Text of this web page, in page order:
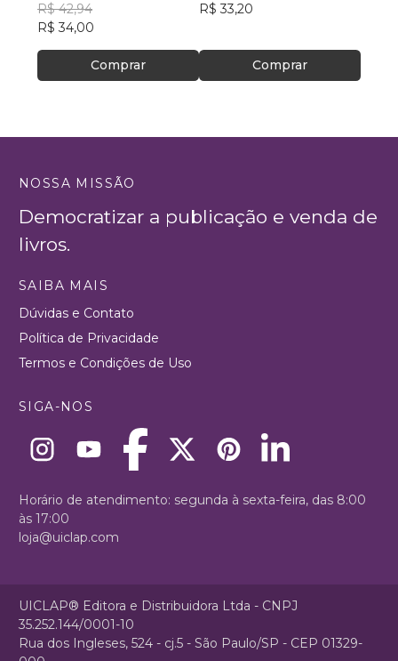
Souza
R$ 42,94
R$ 34,00
Comprar
R$ 33,20
Comprar
NOSSA MISSÃO
Democratizar a publicação e venda de
livros.
SAIBA MAIS
Dúvidas e Contato
Política de Privacidade
Termos e Condições de Uso
SIGA-NOS
Horário de atendimento: segunda à sexta-feira, das 8:00
às 17:00
loja@uiclap.com
UICLAP® Editora e Distribuidora Ltda - CNPJ
35.252.144/0001-10
Rua dos Ingleses, 524 - cj.5 - São Paulo/SP - CEP 01329-